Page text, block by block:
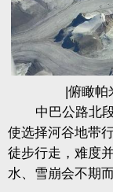
|俯瞰帕
中巴公路北段
使选择河谷地带
徒步行走，难度
水、雪崩会不期